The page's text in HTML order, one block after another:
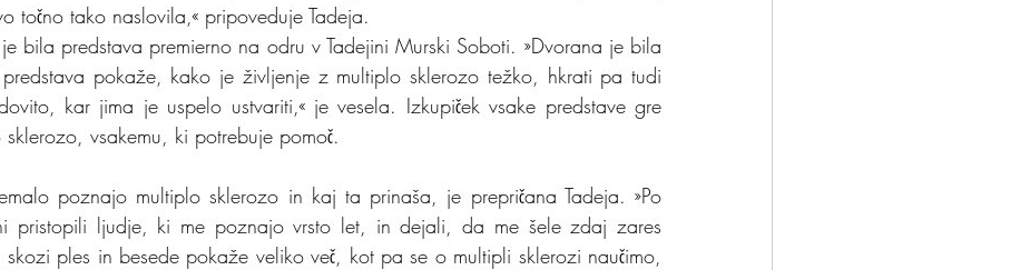
točno tako naslovila,« pripoveduje Tadeja.
bila predstava premierno na odru v Tadejini Murski Soboti. »Dvorana je bila
pokaže, kako je življenje z multiplo sklerozo težko, hkrati pa tudi
kar jima je uspelo ustvariti,« je vesela. Izkupiček vsake predstave gre
vsakemu, ki potrebuje pomoč.
poznajo multiplo sklerozo in kaj ta prinaša, je prepričana Tadeja. »Po
pristopili ljudje, ki me poznajo vrsto let, in dejali, da me šele zdaj zares
ples in besede pokaže veliko več, kot pa se o multipli sklerozi naučimo,